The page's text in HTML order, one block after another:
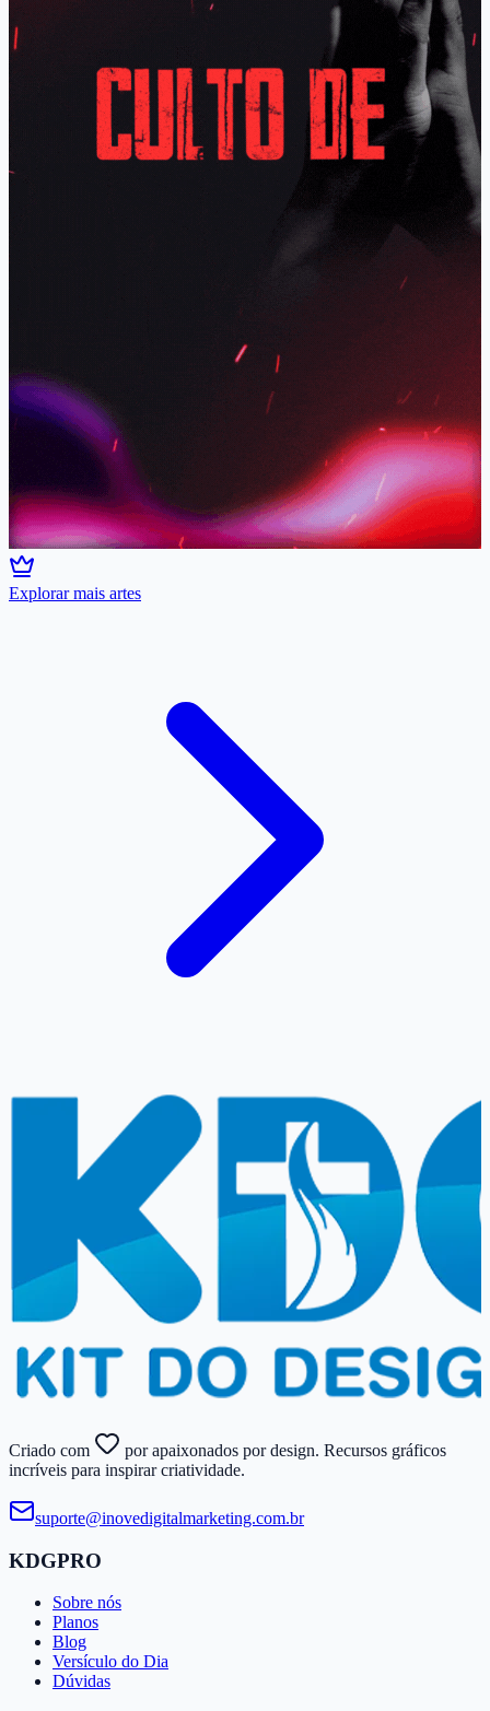
Explorar mais artes
Criado com
por apaixonados por design. Recursos gráficos
incríveis para inspirar criatividade.
suporte@​inovedigitalmarketing.​com.​br
KDGPRO
Sobre nós
Planos
Blog
Versículo do Dia
Dúvidas